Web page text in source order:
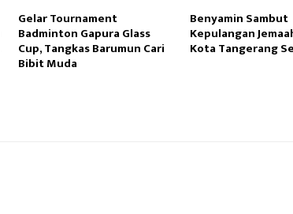
Gelar Tournament
Badminton Gapura Glass
Cup, Tangkas Barumun Cari
Bibit Muda
Benyamin Sambut
Kepulangan
Kota Tangerang